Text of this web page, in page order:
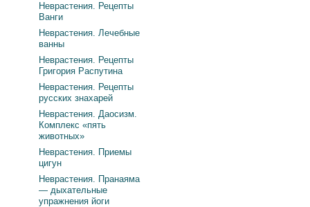
Неврастения. Рецепты
Ванги
Неврастения. Лечебные
ванны
Неврастения. Рецепты
Григория Распутина
Неврастения. Рецепты
русских знахарей
Неврастения. Даосизм.
Комплекс «пять
животных»
Неврастения. Приемы
цигун
Неврастения. Пранаяма
— дыхательные
упражнения йоги